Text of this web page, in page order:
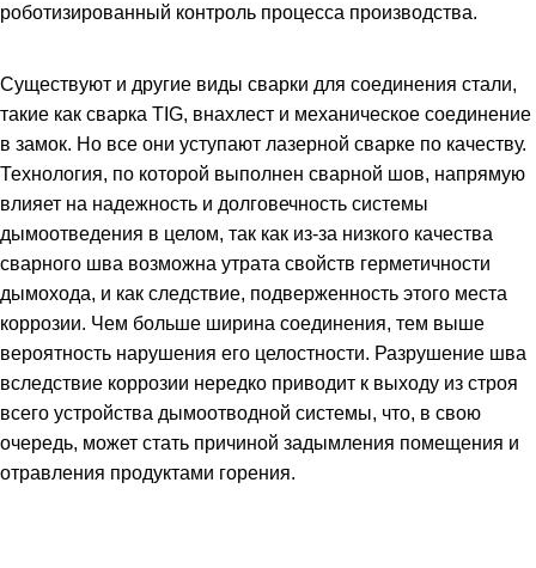
роботизированный контроль процесса производства.
Существуют и другие виды сварки для соединения стали,
такие как сварка TIG, внахлест и механическое соединение
в замок. Но все они уступают лазерной сварке по качеству.
Технология, по которой выполнен сварной шов, напрямую
влияет на надежность и долговечность системы
дымоотведения в целом, так как из-за низкого качества
сварного шва возможна утрата свойств герметичности
дымохода, и как следствие, подверженность этого места
коррозии. Чем больше ширина соединения, тем выше
вероятность нарушения его целостности. Разрушение шва
вследствие коррозии нередко приводит к выходу из строя
всего устройства дымоотводной системы, что, в свою
очередь, может стать причиной задымления помещения и
отравления продуктами горения.